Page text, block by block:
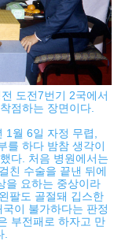
도전7번기 2국에서
점하는 장면이다.
월 6일 자정 무렵,
를 하다 밤참 생각이
다. 처음 병원에서는
친 수술을 끝낸 뒤에
을 요하는 중상이라
팔도 골절돼 깁스한
이 불가하다는 판정
부전패로 하자고 만